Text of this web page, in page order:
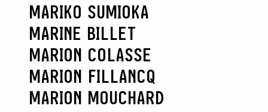
MARIKO SUMIOKA
MARINE BILLET
MARION COLASSE
MARION FILLANCQ
MARION MOUCHARD